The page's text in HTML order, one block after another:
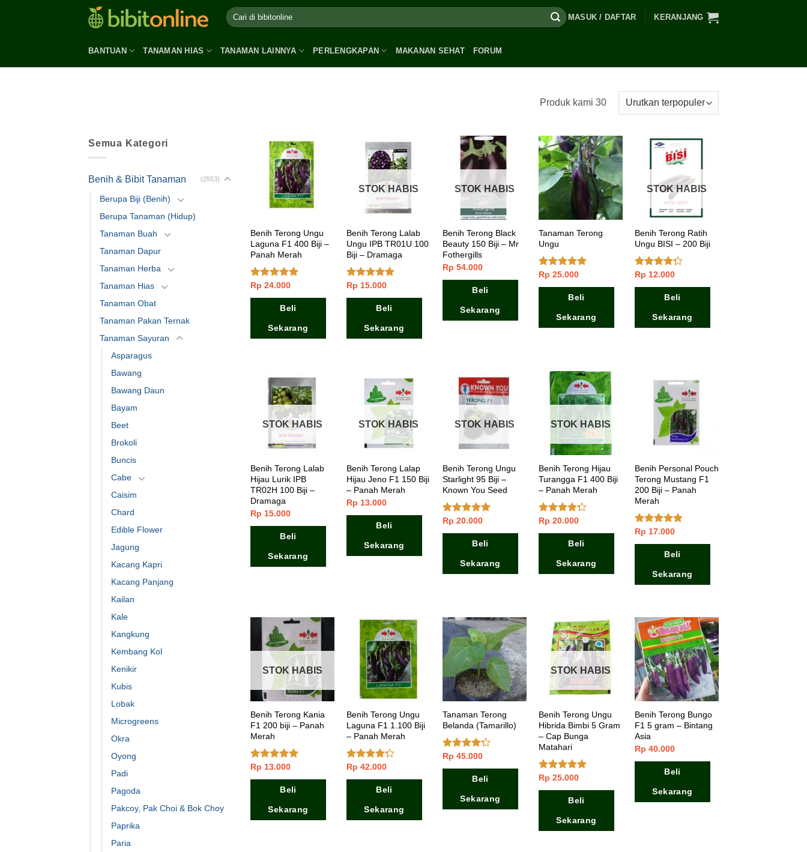
MASUK / DAFTAR KERANJANG
BANTUAN TANAMAN HIAS TANAMAN LAINNYA PERLENGKAPAN MAKANAN SEHAT FORUM
Produk kami 30
Semua Kategori
Benih & Bibit Tanaman (2553)
Berupa Biji (Benih)
Berupa Tanaman (Hidup)
Tanaman Buah
Tanaman Dapur
Tanaman Herba
Tanaman Hias
Tanaman Obat
Tanaman Pakan Ternak
Tanaman Sayuran
Asparagus
Bawang
Bawang Daun
Bayam
Beet
Brokoli
Buncis
Cabe
Caisim
Chard
Edible Flower
Jagung
Kacang Kapri
Kacang Panjang
Kailan
Kale
Kangkung
Kembang Kol
Kenikir
Kubis
Lobak
Microgreens
Okra
Oyong
Padi
Pagoda
Pakcoy, Pak Choi & Bok Choy
Paprika
Paria
Benih Terong Ungu
Laguna F1 400 Biji –
Panah Merah
Dinilai5.00
dari 5
Rp 24.000
Beli
Sekarang
STOK HABIS
Benih Terong Lalab
Ungu IPB TR01U 100
Biji – Dramaga
Dinilai4.67
dari 5
Rp 15.000
Beli
Sekarang
STOK HABIS
Benih Terong Black
Beauty 150 Biji – Mr
Fothergills
Rp 54.000
Beli
Sekarang
Tanaman Terong
Ungu
Dinilai5.00
dari 5
Rp 25.000
Beli
Sekarang
STOK HABIS
Benih Terong Ratih
Ungu BISI – 200 Biji
Dinilai
4.00dari
Rp 12.000
Beli
Sekarang
STOK HABIS
Benih Terong Lalab
Hijau Lurik IPB
TR02H 100 Biji –
Dramaga
Rp 15.000
Beli
Sekarang
STOK HABIS
Benih Terong Lalap
Hijau Jeno F1 150 Biji
– Panah Merah
Rp 13.000
Beli
Sekarang
STOK HABIS
Benih Terong Ungu
Starlight 95 Biji –
Known You Seed
Dinilai5.00
dari 5
Rp 20.000
Beli
Sekarang
STOK HABIS
Benih Terong Hijau
Turangga F1 400 Biji
– Panah Merah
Dinilai
4.00dari
Rp 20.000
Beli
Sekarang
Benih Personal Pouch
Terong Mustang F1
200 Biji – Panah
Merah
Dinilai
4.50dari 5
Rp 17.000
Beli
Sekarang
STOK HABIS
Benih Terong Kania
F1 200 biji – Panah
Merah
Dinilai5.00
dari 5
Rp 13.000
Beli
Sekarang
Benih Terong Ungu
Laguna F1 1.100 Biji
– Panah Merah
Dinilai
4.00dari
Rp 42.000
Beli
Sekarang
Tanaman Terong
Belanda (Tamarillo)
Dinilai
4.00dari
Rp 45.000
Beli
Sekarang
STOK HABIS
Benih Terong Ungu
Hibrida Bimbi 5 Gram
– Cap Bunga
Matahari
Dinilai5.00
dari 5
Rp 25.000
Beli
Sekarang
Benih Terong Bungo
F1 5 gram – Bintang
Asia
Rp 40.000
Beli
Sekarang